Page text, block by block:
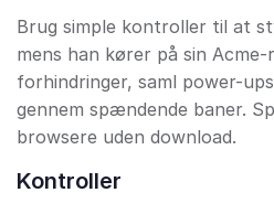
Brug simple kontroller til at
mens han kører på sin Acme-
forhindringer, saml power-
gennem spændende baner.
browsere uden download.
Kontroller